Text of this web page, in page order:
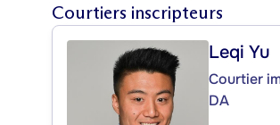
Courtiers inscripteurs
Leqi Yu
Courtier
DA